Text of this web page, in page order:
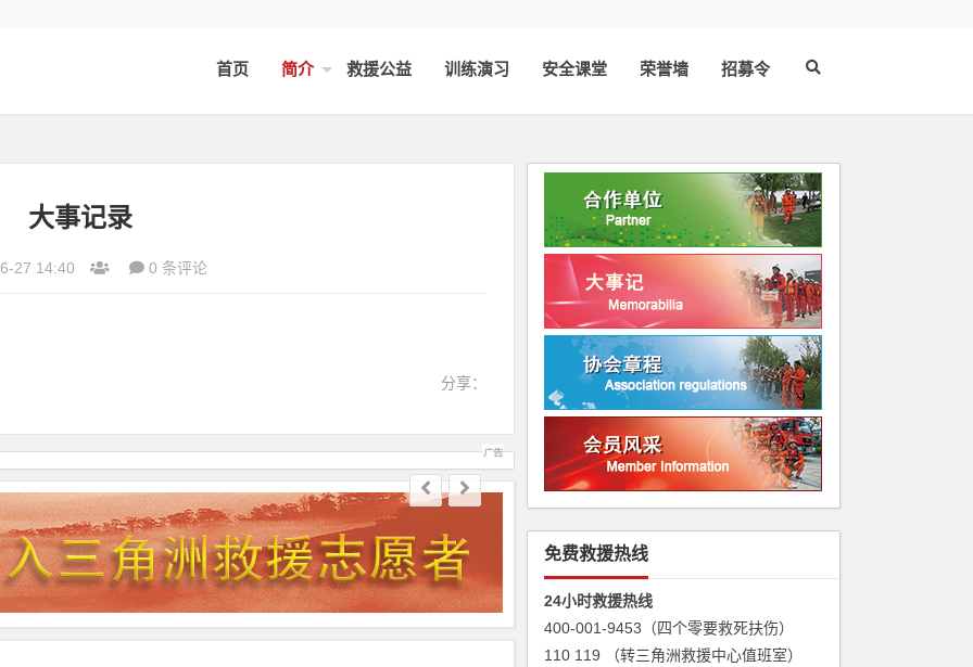
首页 简介 救援公益 训练演习 安全课堂 荣誉墙 招募令
大事记录
27 14:40 0 条评论
分享：
免费救援热线
24小时救援热线
400-001-9453（四个零要救死扶伤）
110 119 （转三角洲救援中心值班室）